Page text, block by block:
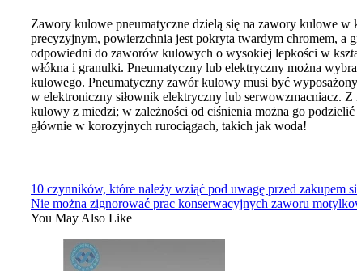
Zawory kulowe pneumatyczne dzielą się na zawory kulowe
precyzyjnym, powierzchnia jest pokryta twardym chromem, a
odpowiedni do zaworów kulowych o wysokiej lepkości w
włókna i granulki. Pneumatyczny lub elektryczny można
kulowego. Pneumatyczny zawór kulowy musi być
w elektroniczny siłownik elektryczny lub serwowzmacniacz.
kulowy z miedzi; w zależności od ciśnienia można go
głównie w korozyjnych rurociągach, takich jak woda!
10 czynników, które należy wziąć pod uwagę przed zakupem
Nie można zignorować prac konserwacyjnych zaworu
You May Also Like